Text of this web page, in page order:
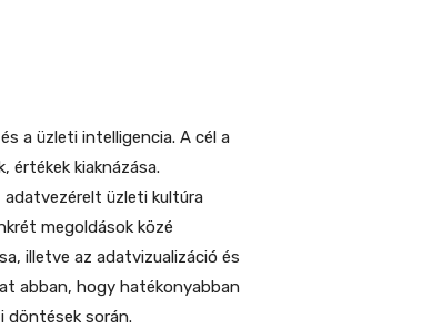
a üzleti intelligencia. A cél a
értékek kiaknázása.
üzleti kultúra
megoldások közé
illetve az adatvizualizáció és
abban, hogy hatékonyabban
döntések során.